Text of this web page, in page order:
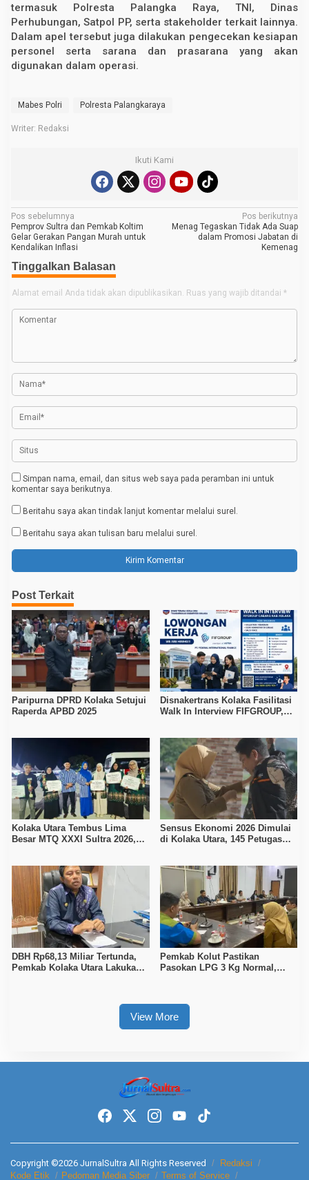
termasuk Polresta Palangka Raya, TNI, Dinas
Perhubungan, Satpol PP, serta stakeholder terkait lainnya.
Dalam apel tersebut juga dilakukan pengecekan kesiapan
personel serta sarana dan prasarana yang akan
digunakan dalam operasi.
Mabes Polri Polresta Palangkaraya
Writer: Redaksi
Ikuti Kami
N
a
v
i
g
a
p
o
s
Pos sebelumnya
Pemprov Sultra dan Pemkab Koltim
Gelar Gerakan Pangan Murah untuk
Kendalikan Inflasi
Pos berikutnya
Menag Tegaskan Tidak Ada Suap
dalam Promosi Jabatan di
Kemenag
Tinggalkan Balasan
Alamat email Anda tidak akan dipublikasikan. Ruas yang wajib ditandai *
Simpan nama, email, dan situs web saya pada peramban ini untuk
komentar saya berikutnya.
Beritahu saya akan tindak lanjut komentar melalui surel.
Beritahu saya akan tulisan baru melalui surel.
Post Terkait
Paripurna DPRD Kolaka Setujui
Raperda APBD 2025
Disnakertrans Kolaka Fasilitasi
Walk In Interview FIFGROUP,
Kolaka Utara Tembus Lima
Besar MTQ XXXI Sultra 2026,
Sensus Ekonomi 2026 Dimulai
di Kolaka Utara, 145 Petugas
DBH Rp68,13 Miliar Tertunda,
Pemkab Kolaka Utara Lakukan
Pemkab Kolut Pastikan
Pasokan LPG 3 Kg Normal,
View More
Copyright ©2026 JurnalSultra All Rights Reserved
Redaksi
Kode Etik
Pedoman Media Siber Terms of Service